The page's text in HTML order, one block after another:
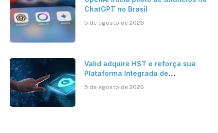
ChatGPT no Brasil
5 de agosto de 2026
Valid adquire HST e reforça sua
Plataforma Integrada de
5 de agosto de 2026